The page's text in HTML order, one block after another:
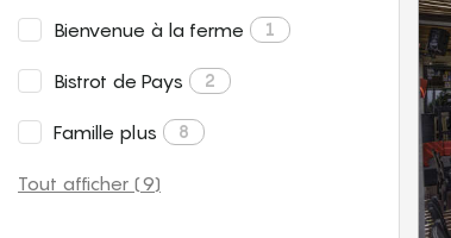
Bienvenue à la ferme 1
Bistrot de Pays 2
Famille plus 8
Tout afficher (9)